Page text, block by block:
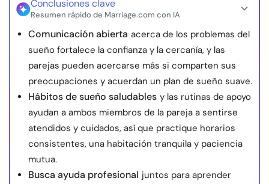
Conclusiones clave
Resumen rápido de Marriage.com con IA
Comunicación abierta acerca de los problemas del
sueño fortalece la confianza y la cercanía, y las
parejas pueden acercarse más si comparten sus
preocupaciones y acuerdan un plan de sueño suave.
Hábitos de sueño saludables y las rutinas de apoyo
ayudan a ambos miembros de la pareja a sentirse
atendidos y cuidados, así que practique horarios
consistentes, una habitación tranquila y paciencia
mutua.
Busca ayuda profesional juntos para aprender